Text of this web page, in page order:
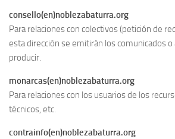
consello(en)noblezabaturra.org
Para relaciones con colectivos (petición de
esta dirección se emitirán los comunicados
producir.
monarcas(en)noblezabaturra.org
Para relaciones con los usuarios de los
técnicos, etc.
contrainfo(en)noblezabaturra.org